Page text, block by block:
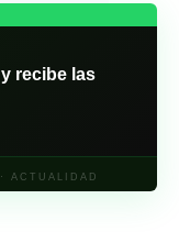
recibe las
ACTUALIDAD